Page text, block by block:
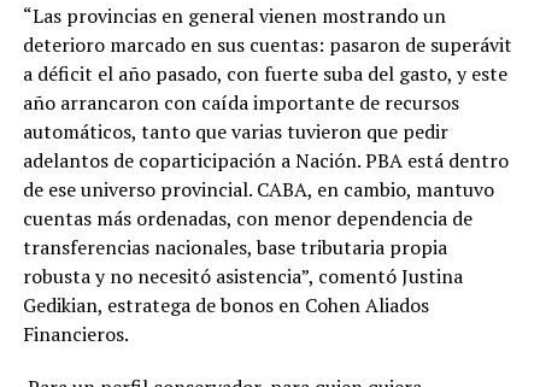
“Las provincias en general vienen mostrando un
deterioro marcado en sus cuentas: pasaron de superávit
a déficit el año pasado, con fuerte suba del gasto, y este
año arrancaron con caída importante de recursos
automáticos, tanto que varias tuvieron que pedir
adelantos de coparticipación a Nación. PBA está dentro
de ese universo provincial. CABA, en cambio, mantuvo
cuentas más ordenadas, con menor dependencia de
transferencias nacionales, base tributaria propia
robusta y no necesitó asistencia”, comentó Justina
Gedikian, estratega de bonos en Cohen Aliados
Financieros.